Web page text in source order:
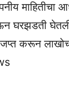
माहितीचा
घरझडती
जप्त करून